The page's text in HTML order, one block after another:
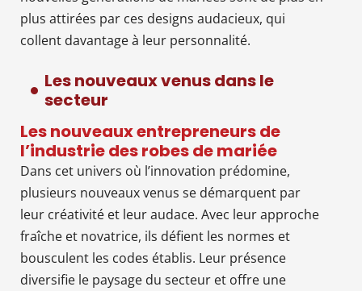
plus attirées par ces designs audacieux, qui
collent davantage à leur personnalité.
Les nouveaux venus dans le
secteur
Les nouveaux entrepreneurs de
l’industrie des robes de mariée
Dans cet univers où l’innovation prédomine,
plusieurs nouveaux venus se démarquent par
leur créativité et leur audace. Avec leur approche
fraîche et novatrice, ils défient les normes et
bousculent les codes établis. Leur présence
diversifie le paysage du secteur et offre une